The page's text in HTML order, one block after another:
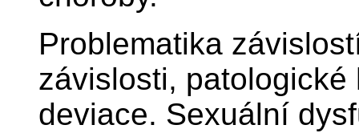
Problematika
závislosti,
deviace. Sexuální